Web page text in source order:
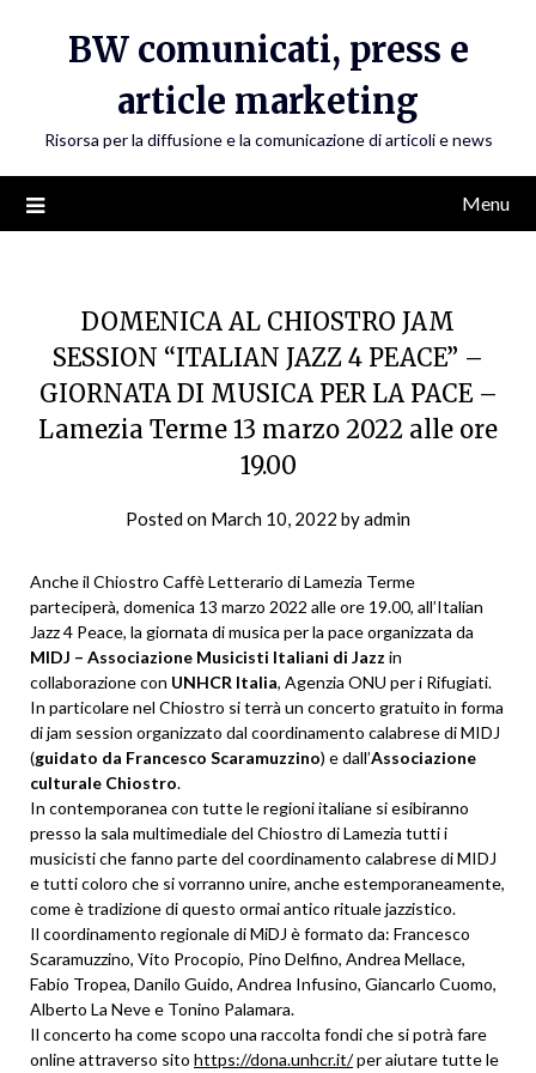
BW comunicati, press e
article marketing
Risorsa per la diffusione e la comunicazione di articoli e news
Menu
DOMENICA AL CHIOSTRO JAM
SESSION “ITALIAN JAZZ 4 PEACE” –
GIORNATA DI MUSICA PER LA PACE –
Lamezia Terme 13 marzo 2022 alle ore
19.00
Posted on March 10, 2022 byadmin
Anche il Chiostro Caffè Letterario di Lamezia Terme
parteciperà, domenica 13 marzo 2022 alle ore 19.00, all’Italian
Jazz 4 Peace, la giornata di musica per la pace organizzata da
MIDJ – Associazione Musicisti Italiani di Jazz in
collaborazione con UNHCR Italia, Agenzia ONU per i Rifugiati.
In particolare nel Chiostro si terrà un concerto gratuito in forma
di jam session organizzato dal coordinamento calabrese di MIDJ
(guidato da Francesco Scaramuzzino) e dall’Associazione
culturale Chiostro.
In contemporanea con tutte le regioni italiane si esibiranno
presso la sala multimediale del Chiostro di Lamezia tutti i
musicisti che fanno parte del coordinamento calabrese di MIDJ
e tutti coloro che si vorranno unire, anche estemporaneamente,
come è tradizione di questo ormai antico rituale jazzistico.
Il coordinamento regionale di MiDJ è formato da: Francesco
Scaramuzzino, Vito Procopio, Pino Delfino, Andrea Mellace,
Fabio Tropea, Danilo Guido, Andrea Infusino, Giancarlo Cuomo,
Alberto La Neve e Tonino Palamara.
Il concerto ha come scopo una raccolta fondi che si potrà fare
online attraverso sito https://dona.unhcr.it/per aiutare tutte le